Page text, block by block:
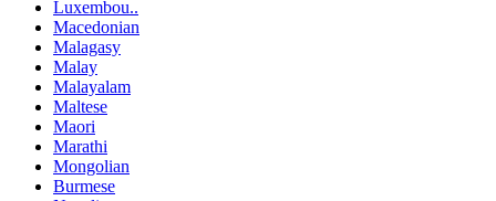
Luxembou..
Macedonian
Malagasy
Malay
Malayalam
Maltese
Maori
Marathi
Mongolian
Burmese